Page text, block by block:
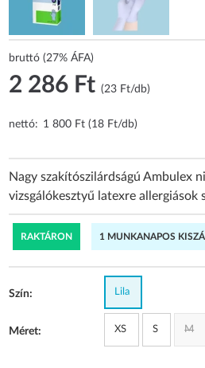
bruttó (27% ÁFA)
2 286 Ft(23 Ft/db)
nettó: 1 800 Ft (18 Ft/db)
Nagy szakítószilárdságú Ambulex
vizsgálókesztyű latexre allergiások
RAKTÁRON 1 MUNKANAPOS
Szín: Lila
Méret: XS S M